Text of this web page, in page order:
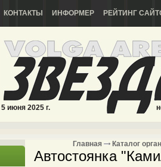
КОНТАКТЫ ИНФОРМЕР РЕЙТИНГ
5 июня 2025 г.
Главная Каталог
Автостоянка